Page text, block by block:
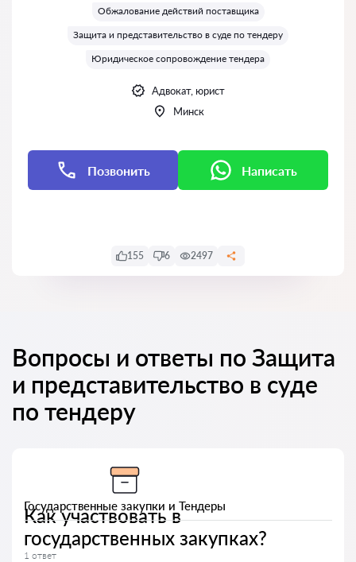
Обжалование действий поставщика
Защита и представительство в суде по тендеру
Юридическое сопровождение тендера
Адвокат, юрист
Минск
Позвонить Написать
155 6 2497
Вопросы и ответы по Защита
и представительство в суде
по тендеру
Государственные закупки и Тендеры
Как участвовать в
государственных закупках?
1 ответ